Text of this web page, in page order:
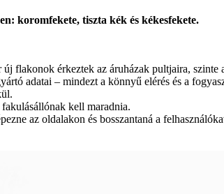
koromfekete, tiszta kék és kékesfekete.
flakonok érkeztek az áruházak pultjaira,
adatai – mindezt a könnyű elérés és a
kell maradnia.
az oldalakon és bosszantaná a